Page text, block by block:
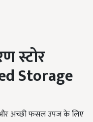
स्टोर
Storage
और अच्छी फसल उपज के लिए